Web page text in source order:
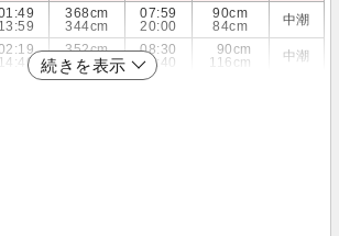
13:59
368cm
344cm
07:59
20:00
90cm
84cm
中潮
14:40
352cm
331cm
08:30
20:40
90cm
116cm
中潮
続きを表示